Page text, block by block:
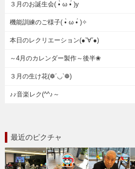
３月のお誕生会( •̀ ω •́ )y
機能訓練のご様子( •̀ ω •́ )✧
本日のレクリエーション(●ˇ∀ˇ●)
～4月のカレンダー製作～後半❀
３月の生け花(❁´◡`❁)
♪♪音楽レク(^^♪～
最近のピクチャ